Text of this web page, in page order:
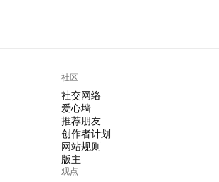
社区
社交网络
爱心墙
推荐朋友
创作者计划
网站规则
版主
观点